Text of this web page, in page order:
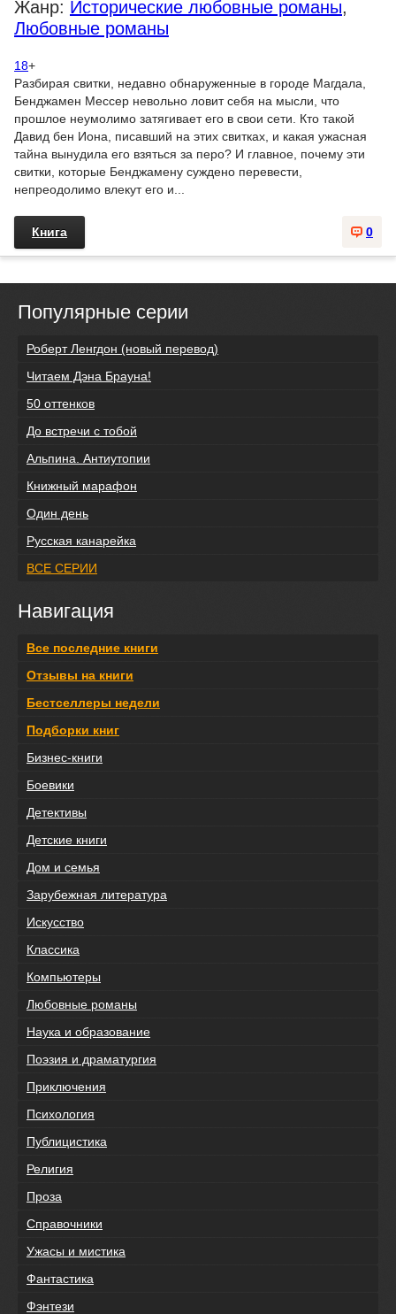
Жанр: Исторические любовные романы,
Любовные романы
18+
Разбирая свитки, недавно обнаруженные в городе Магдала,
Бенджамен Мессер невольно ловит себя на мысли, что
прошлое неумолимо затягивает его в свои сети. Кто такой
Давид бен Иона, писавший на этих свитках, и какая ужасная
тайна вынудила его взяться за перо? И главное, почему эти
свитки, которые Бенджамену суждено перевести,
непреодолимо влекут его и...
0
Книга
Популярные серии
Роберт Ленгдон (новый перевод)
Читаем Дэна Брауна!
50 оттенков
До встречи с тобой
Альпина. Антиутопии
Книжный марафон
Один день
Русская канарейка
ВСЕ СЕРИИ
Навигация
Все последние книги
Отзывы на книги
Бестселлеры недели
Подборки книг
Бизнес-книги
Боевики
Детективы
Детские книги
Дом и семья
Зарубежная литература
Искусство
Классика
Компьютеры
Любовные романы
Наука и образование
Поэзия и драматургия
Приключения
Психология
Публицистика
Религия
Проза
Справочники
Ужасы и мистика
Фантастика
Фэнтези